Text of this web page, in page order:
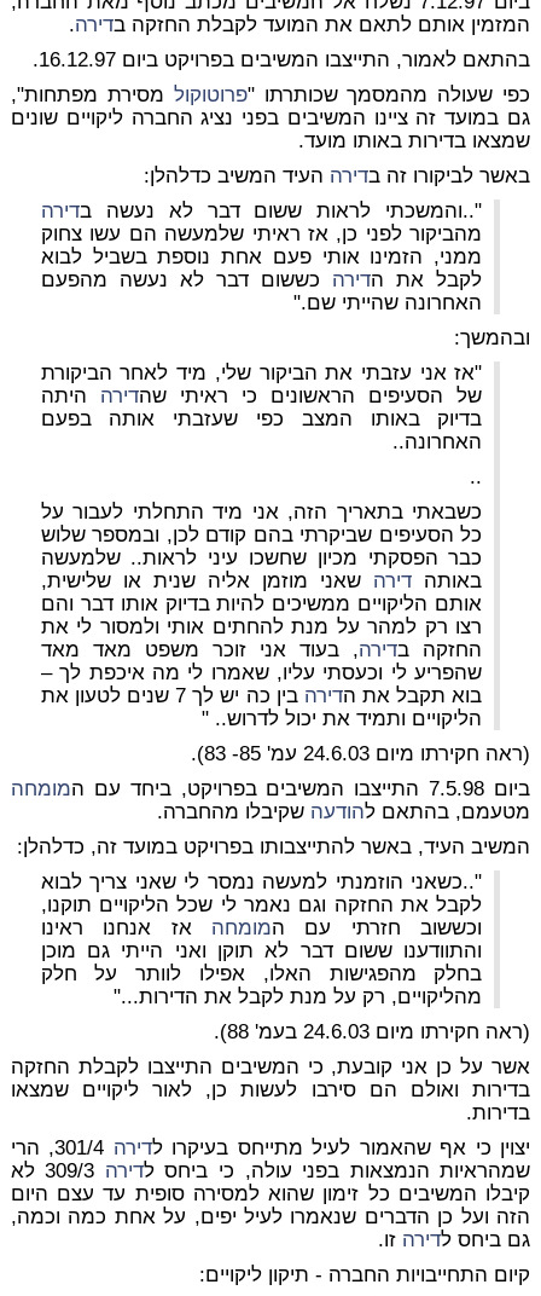
המזמין אותם לתאם את המועד לקבלת החזקה בדירה.
בהתאם לאמור, התייצבו המשיבים בפרויקט ביום 16.12.97.
כפי שעולה מהמסמך שכותרתו "פרוטוקול מסירת מפתחות",
גם במועד זה ציינו המשיבים בפני נציג החברה ליקויים שונים
שמצאו בדירות באותו מועד.
באשר לביקורו זה בדירה העיד המשיב כדלהלן:
"..והמשכתי לראות ששום דבר לא נעשה בדירה
מהביקור לפני כן, אז ראיתי שלמעשה הם עשו צחוק
ממני, הזמינו אותי פעם אחת נוספת בשביל לבוא
לקבל את הדירה כששום דבר לא נעשה מהפעם
האחרונה שהייתי שם."
ובהמשך:
"אז אני עזבתי את הביקור שלי, מיד לאחר הביקורת
של הסעיפים הראשונים כי ראיתי שהדירה היתה
בדיוק באותו המצב כפי שעזבתי אותה בפעם
האחרונה..
..
כשבאתי בתאריך הזה, אני מיד התחלתי לעבור על
כל הסעיפים שביקרתי בהם קודם לכן, ובמספר שלוש
כבר הפסקתי מכיון שחשכו עיני לראות.. שלמעשה
באותה דירה שאני מוזמן אליה שנית או שלישית,
אותם הליקויים ממשיכים להיות בדיוק אותו דבר והם
רצו רק למהר על מנת להחתים אותי ולמסור לי את
החזקה בדירה, בעוד אני זוכר משפט מאד מאד
שהפריע לי וכעסתי עליו, שאמרו לי מה איכפת לך –
בוא תקבל את הדירה
בין כה יש לך 7 שנים לטעון את
הליקויים ותמיד את יכול לדרוש.. "
(ראה חקירתו מיום 24.6.03 עמ' 85- 83).
ביום 7.5.98 התייצבו המשיבים בפרויקט, ביחד עם ה
מומחה
מטעמם, בהתאם להודעה שקיבלו מהחברה.
המשיב העיד, באשר להתייצבותו בפרויקט במועד זה, כדלהלן:
"..כשאני הוזמנתי למעשה נמסר לי שאני צריך לבוא
לקבל את החזקה וגם נאמר לי שכל הליקויים תוקנו,
וכששוב חזרתי עם המומחה אז אנחנו ראינו
והתוודענו ששום דבר לא תוקן ואני הייתי גם מוכן
בחלק מהפגישות האלו, אפילו לוותר על חלק
מהליקויים, רק על מנת לקבל את הדירות..."
(ראה חקירתו מיום 24.6.03 בעמ' 88).
אשר על כן אני קובעת, כי המשיבים התייצבו לקבלת החזקה
בדירות ואולם הם סירבו לעשות כן, לאור ליקויים שמצאו
בדירות.
יצוין כי אף שהאמור לעיל מתייחס בעיקרו לדירה
301/4, הרי
שמהראיות הנמצאות בפני עולה, כי ביחס לדירה
309/3 לא
קיבלו המשיבים כל זימון שהוא למסירה סופית עד עצם היום
הזה ועל כן הדברים שנאמרו לעיל יפים, על אחת כמה וכמה,
גם ביחס לדירה זו.
קיום התחייבויות החברה - תיקון ליקויים: